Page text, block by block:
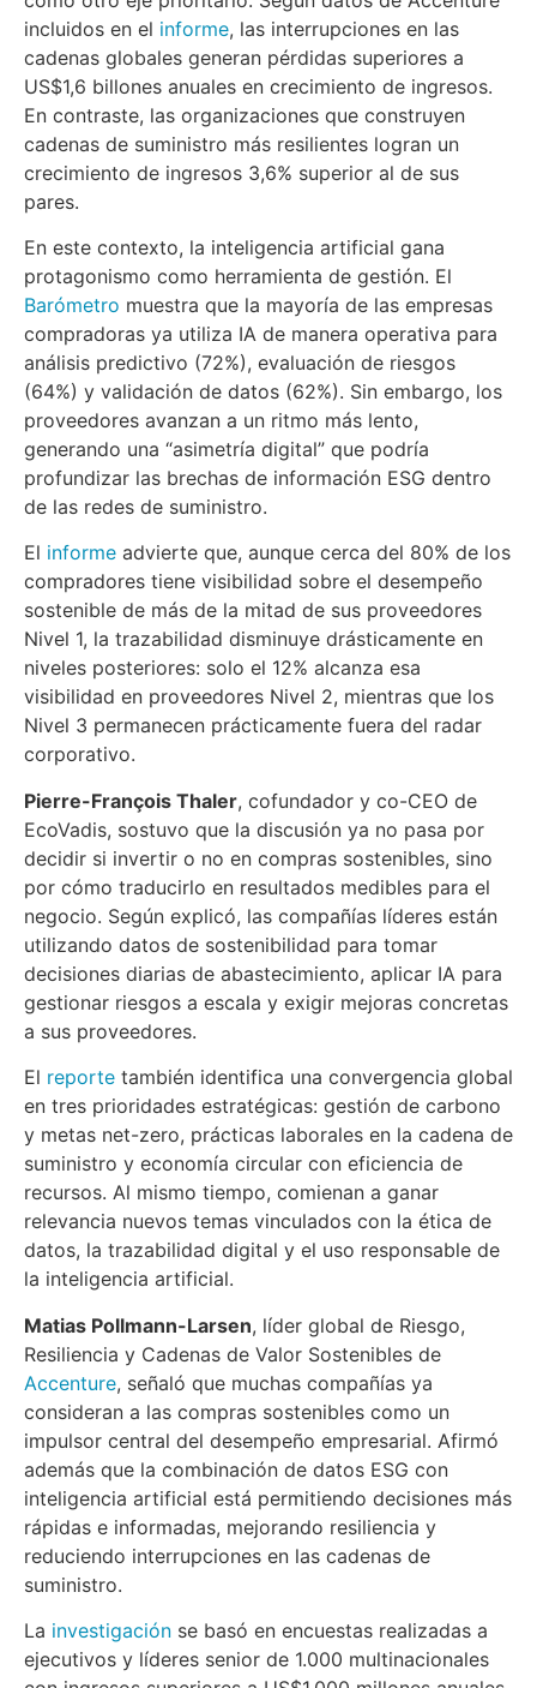
incluidos en el informe, las interrupciones en las
cadenas globales generan pérdidas superiores a
US$1,6 billones anuales en crecimiento de ingresos.
En contraste, las organizaciones que construyen
cadenas de suministro más resilientes logran un
crecimiento de ingresos 3,6% superior al de sus
pares.
En este contexto, la inteligencia artificial gana
protagonismo como herramienta de gestión. El
Barómetro muestra que la mayoría de las empresas
compradoras ya utiliza IA de manera operativa para
análisis predictivo (72%), evaluación de riesgos
(64%) y validación de datos (62%). Sin embargo, los
proveedores avanzan a un ritmo más lento,
generando una “asimetría digital” que podría
profundizar las brechas de información ESG dentro
de las redes de suministro.
El informe advierte que, aunque cerca del 80% de los
compradores tiene visibilidad sobre el desempeño
sostenible de más de la mitad de sus proveedores
Nivel 1, la trazabilidad disminuye drásticamente en
niveles posteriores: solo el 12% alcanza esa
visibilidad en proveedores Nivel 2, mientras que los
Nivel 3 permanecen prácticamente fuera del radar
corporativo.
Pierre-François Thaler, cofundador y co-CEO de
EcoVadis, sostuvo que la discusión ya no pasa por
decidir si invertir o no en compras sostenibles, sino
por cómo traducirlo en resultados medibles para el
negocio. Según explicó, las compañías líderes están
utilizando datos de sostenibilidad para tomar
decisiones diarias de abastecimiento, aplicar IA para
gestionar riesgos a escala y exigir mejoras concretas
a sus proveedores.
El reporte también identifica una convergencia global
en tres prioridades estratégicas: gestión de carbono
y metas net-zero, prácticas laborales en la cadena de
suministro y economía circular con eficiencia de
recursos. Al mismo tiempo, comienan a ganar
relevancia nuevos temas vinculados con la ética de
datos, la trazabilidad digital y el uso responsable de
la inteligencia artificial.
Matias Pollmann-Larsen, líder global de Riesgo,
Resiliencia y Cadenas de Valor Sostenibles de
Accenture, señaló que muchas compañías ya
consideran a las compras sostenibles como un
impulsor central del desempeño empresarial. Afirmó
además que la combinación de datos ESG con
inteligencia artificial está permitiendo decisiones más
rápidas e informadas, mejorando resiliencia y
reduciendo interrupciones en las cadenas de
suministro.
La investigación se basó en encuestas realizadas a
ejecutivos y líderes senior de 1.000 multinacionales